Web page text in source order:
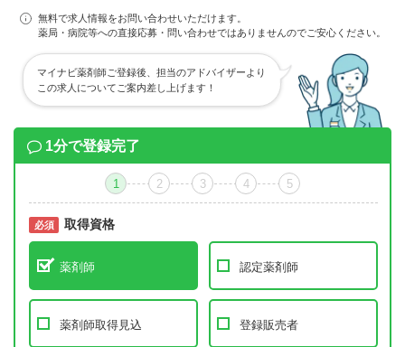
無料で求人情報をお問い合わせいただけます。
薬局・病院等への直接応募・問い合わせではありませんのでご安心ください。
マイナビ薬剤師ご登録後、担当のアドバイザーより
この求人についてご案内差し上げます！
1分で登録完了
1 2 3 4 5
必須 取得資格
薬剤師 認定薬剤師
薬剤師取得見込 登録販売者